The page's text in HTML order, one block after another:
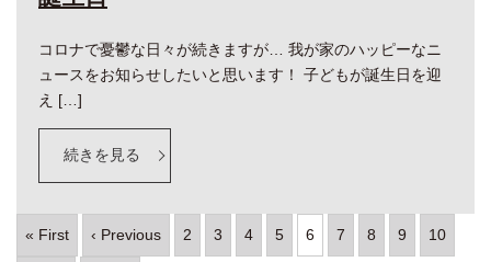
コロナで憂鬱な日々が続きますが… 我が家のハッピーなニ
ュースをお知らせしたいと思います！ 子どもが誕生日を迎
え […]
続きを見る
« First ‹ Previous 2 3 4 5 6 7 8 9 10